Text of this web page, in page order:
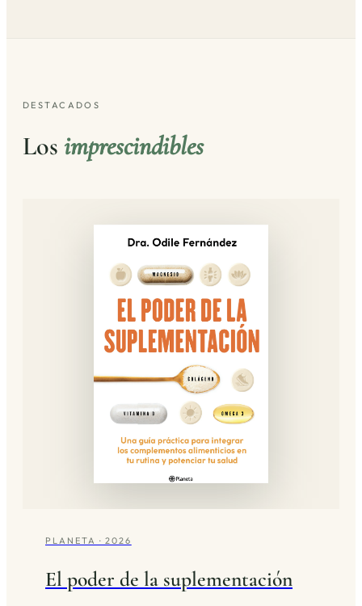
DESTACADOS
Los imprescindibles
PLANETA · 2026
El poder de la suplementación